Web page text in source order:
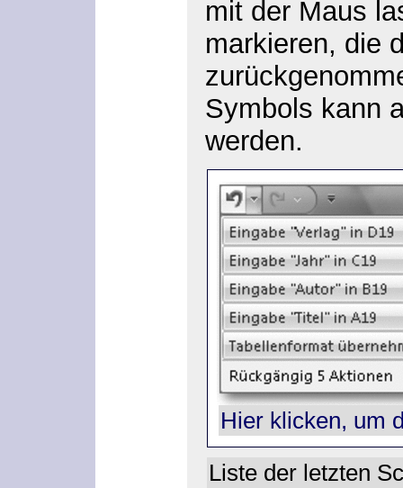
mit der Maus
markieren, die
Symbols kann
werden.
Hier klicken, um
Liste der letzten